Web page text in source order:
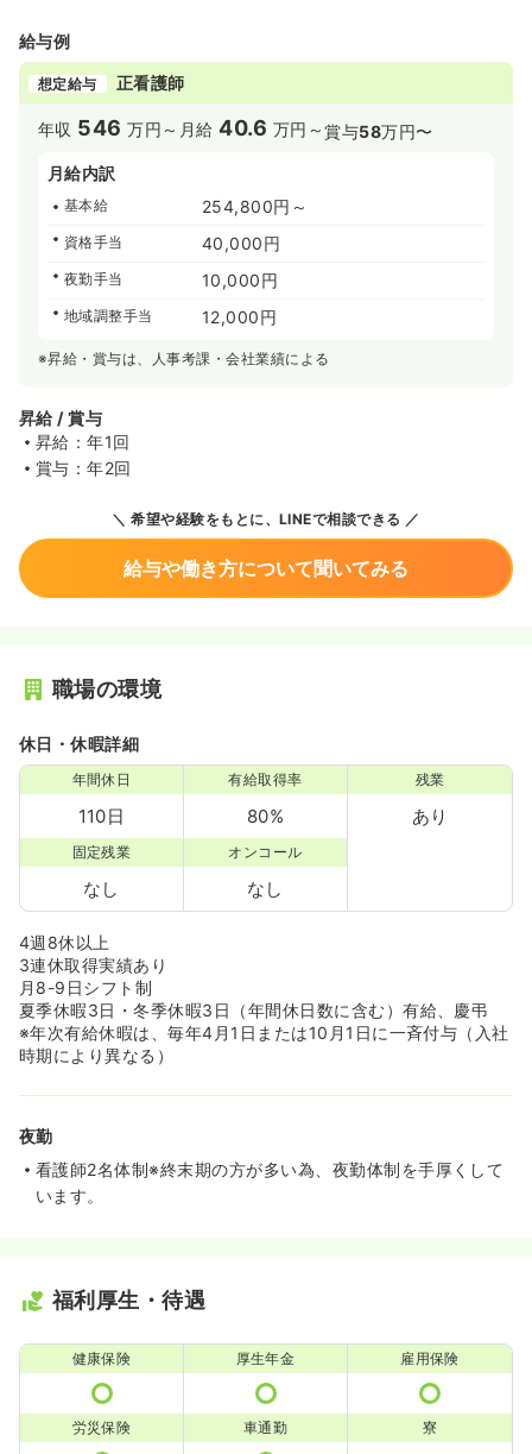
給与例
想定給与 正看護師
年収 546 万円～ 月給40.6 万円～賞与58万円〜
月給内訳
基本給 254,800円～
資格手当 40,000円
夜勤手当 10,000円
地域調整手当 12,000円
※昇給・賞与は、人事考課・会社業績による
昇給 / 賞与
昇給：年1回
賞与：年2回
希望や経験をもとに、LINEで相談できる
給与や働き方について聞いてみる
職場の環境
休日・休暇詳細
年間休日
110日
有給取得率
80%
残業
あり
固定残業
なし
オンコール
なし
4週8休以上
3連休取得実績あり
月8-9日シフト制
夏季休暇3日・冬季休暇3日（年間休日数に含む）有給、慶弔
※年次有給休暇は、毎年4月1日または10月1日に一斉付与（入社
時期により異なる）
夜勤
看護師2名体制※終末期の方が多い為、夜勤体制を手厚くして
います。
福利厚生・待遇
健康保険 厚生年金 雇用保険
労災保険 車通勤 寮